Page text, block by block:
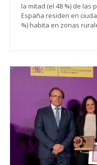
la mitad (el 48 %) de las
España residen en
%) habita en zonas